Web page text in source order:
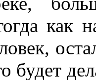
как
будет